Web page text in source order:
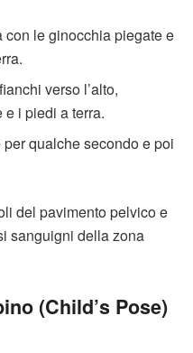
le ginocchia piegate e
verso l’alto,
i piedi a terra.
qualche secondo e poi
del pavimento pelvico e
sanguigni della zona
(Child’s Pose)